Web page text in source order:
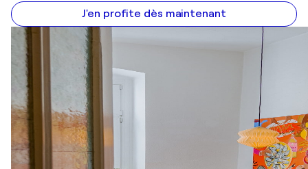
J'en profite dès maintenant